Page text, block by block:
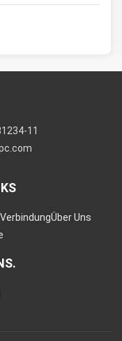
11
Über Uns